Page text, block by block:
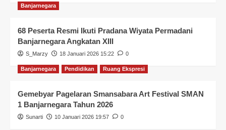
Banjarnegara
68 Peserta Resmi Ikuti Pradana Wiyata Permadani
Banjarnegara Angkatan XIII
S_Marzy 18 Januari 2026 15:22 0
Banjarnegara Pendidikan Ruang Ekspresi
Gemebyar Pagelaran Smansabara Art Festival SMAN
1 Banjarnegara Tahun 2026
Sunarti 10 Januari 2026 19:57 0